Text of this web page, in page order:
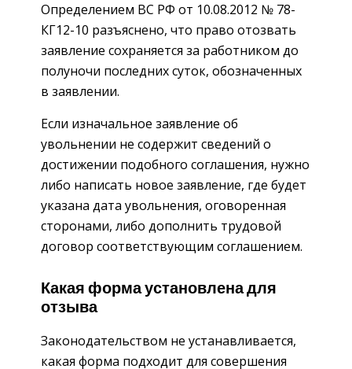
Определением ВС РФ от 10.08.2012 № 78-
КГ12-10 разъяснено, что право отозвать
заявление сохраняется за работником до
полуночи последних суток, обозначенных
в заявлении.
Если изначальное заявление об
увольнении не содержит сведений о
достижении подобного соглашения, нужно
либо написать новое заявление, где будет
указана дата увольнения, оговоренная
сторонами, либо дополнить трудовой
договор соответствующим соглашением.
Какая форма установлена для
отзыва
Законодательством не устанавливается,
какая форма подходит для совершения